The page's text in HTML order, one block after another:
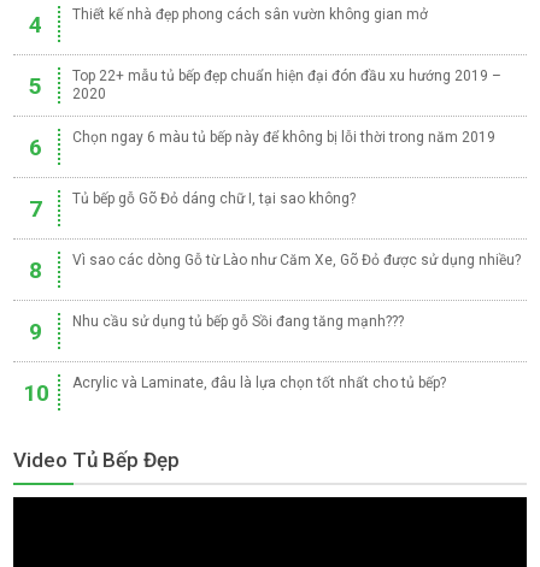
4 Thiết kế nhà đẹp phong cách sân vườn không gian mở
5
Top 22+ mẫu tủ bếp đẹp chuẩn hiện đại đón đầu xu hướng 2019 –
2020
6 Chọn ngay 6 màu tủ bếp này để không bị lỗi thời trong năm 2019
7 Tủ bếp gỗ Gõ Đỏ dáng chữ I, tại sao không?
8 Vì sao các dòng Gỗ từ Lào như Căm Xe, Gõ Đỏ được sử dụng nhiều?
9 Nhu cầu sử dụng tủ bếp gỗ Sồi đang tăng mạnh???
10 Acrylic và Laminate, đâu là lựa chọn tốt nhất cho tủ bếp?
Video Tủ Bếp Đẹp